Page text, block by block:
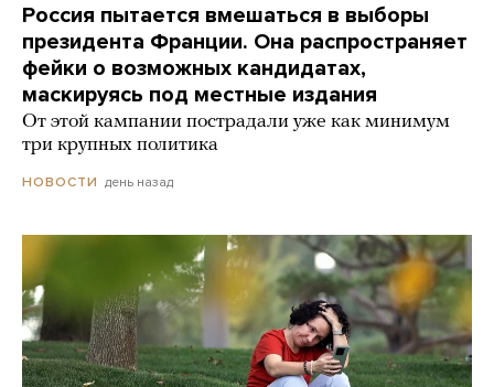
Россия пытается вмешаться в выборы
президента Франции. Она распространяет
фейки о возможных кандидатах,
маскируясь под местные издания
От этой кампании пострадали уже как минимум
три крупных политика
НОВОСТИ день назад